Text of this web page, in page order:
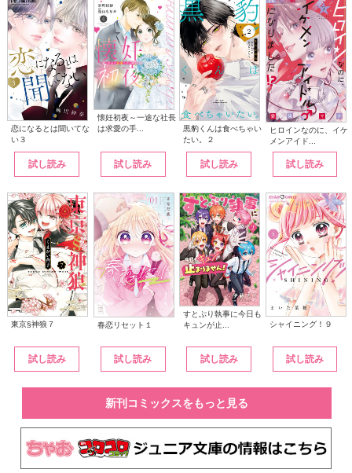
恋になるとは聞いてな
い３
試し読み
懐妊初夜～一途な社長
は求愛の手...
試し読み
黒豹くんは食べちゃい
たい。２
試し読み
ヒロインなのに、イケ
メンアイド...
試し読み
東京§神狼７
試し読み
春恋リセット１
試し読み
すとぷり執事に今日も
キュンが止...
試し読み
シャイニング！９
試し読み
新刊コミックスをもっと見る